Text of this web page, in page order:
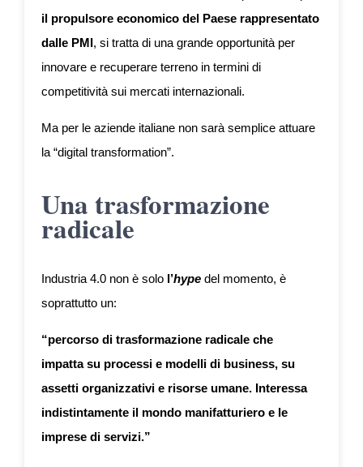
il propulsore economico del Paese rappresentato
dalle PMI, si tratta di una grande opportunità per
innovare e recuperare terreno in termini di
competitività sui mercati internazionali.
Ma per le aziende italiane non sarà semplice attuare
la “digital transformation”.
Una trasformazione
radicale
Industria 4.0 non è solo l’hypedel momento, è
soprattutto un:
“percorso di trasformazione radicale che
impatta su processi e modelli di business, su
assetti organizzativi e risorse umane. Interessa
indistintamente il mondo manifatturiero e le
imprese di servizi.”